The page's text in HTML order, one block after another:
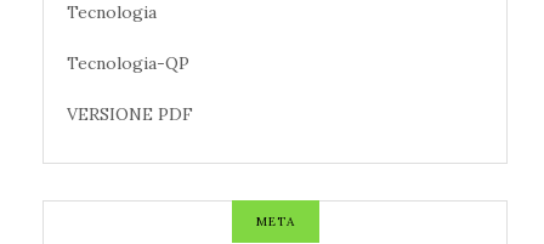
Tecnologia
Tecnologia-QP
VERSIONE PDF
META